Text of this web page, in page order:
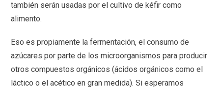
también serán usadas por el cultivo de kéfir como
alimento.
Eso es propiamente la fermentación, el consumo de
azúcares por parte de los microorganismos para producir
otros compuestos orgánicos (ácidos orgánicos como el
láctico o el acético en gran medida). Si esperamos